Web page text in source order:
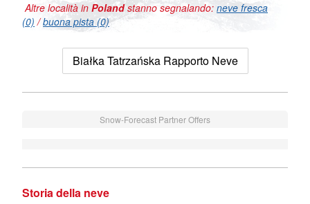
Altre località in Polandstanno segnalando: neve fresca
(0) /buona pista (0)
Białka Tatrzańska Rapporto Neve
Snow-Forecast Partner Offers
Storia della neve